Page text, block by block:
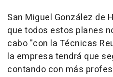
San Miguel González de
que todos estos planes
cabo "con la Técnicas
la empresa tendrá que
contando con más